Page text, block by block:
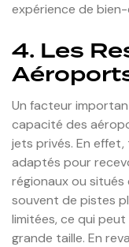
expérience de
4. Les
Un facteur
capacité des
jets privés. En
adaptés pour
régionaux ou
souvent de pistes
limitées, ce qui
grande taille. En